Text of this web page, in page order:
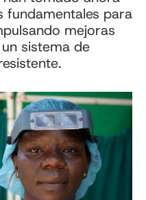
fundamentales para
mejoras
sistema de